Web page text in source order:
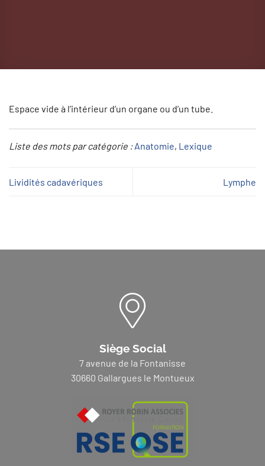
Espace vide à l’intérieur d’un organe ou d’un tube.
Liste des mots par catégorie :Anatomie, Lexique
Lividités cadavériques Lymphe
Siège Social
7 avenue de la Fontanisse
30660 Gallargues le Montueux